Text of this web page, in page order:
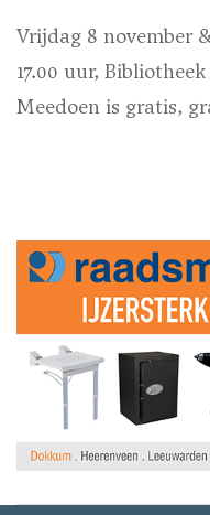
Vrijdag 8 november
17.00 uur,
Meedoen is gratis,